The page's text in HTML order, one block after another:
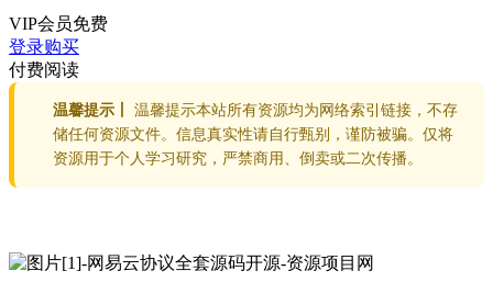
VIP会员免费
登录购买
付费阅读
温馨提示丨
温馨提示本站所有资源均为网络索引链接，不存
储任何资源文件。信息真实性请自行甄别，谨防被骗。仅将
资源用于个人学习研究，严禁商用、倒卖或二次传播。